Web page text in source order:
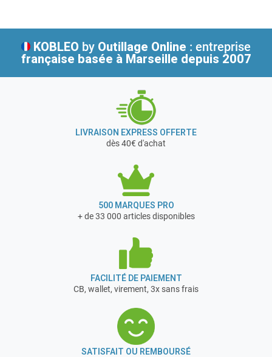
KOBLEO by Outillage Online : entreprise
française basée à Marseille depuis 2007
LIVRAISON EXPRESS OFFERTE
dès 40€ d'achat
500 MARQUES PRO
+ de 33 000 articles disponibles
FACILITÉ DE PAIEMENT
CB, wallet, virement, 3x sans frais
SATISFAIT OU REMBOURSÉ